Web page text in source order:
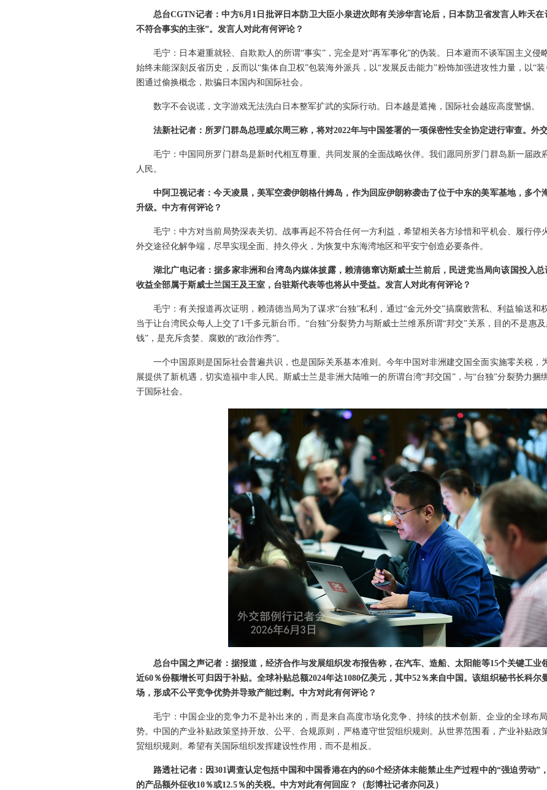
总台CGTN记者：中方6月1日批评日本防卫大臣小泉进次郎有关涉华言论后，日本防卫省发言人昨天
不符合事实的主张”。发言人对此有何评论？
毛宁：日本避重就轻、自欺欺人的所谓“事实”，完全是对“再军事化”的伪装。日本避而不谈军国主义侵
始终未能深刻反省历史，反而以“集体自卫权”包装海外派兵，以“发展反击能力”粉饰加强进攻性力量，以“
图通过偷换概念，欺骗日本国内和国际社会。
数字不会说谎，文字游戏无法洗白日本整军扩武的实际行动。日本越是遮掩，国际社会越应高度警惕。
法新社记者：所罗门群岛总理威尔周三称，将对2022年与中国签署的一项保密性安全协定进行审查。外
毛宁：中国同所罗门群岛是新时代相互尊重、共同发展的全面战略伙伴。我们愿同所罗门群岛新一届政
人民。
中阿卫视记者：今天凌晨，美军空袭伊朗格什姆岛，作为回应伊朗称袭击了位于中东的美军基地，多个
升级。中方有何评论？
毛宁：中方对当前局势深表关切。战事再起不符合任何一方利益，希望相关各方珍惜和平机会、履行停
外交途径化解争端，尽早实现全面、持久停火，为恢复中东海湾地区和平安宁创造必要条件。
湖北广电记者：据多家非洲和台湾岛内媒体披露，赖清德窜访斯威士兰前后，民进党当局向该国投入总
收益全部属于斯威士兰国王及王室，台驻斯代表等也将从中受益。发言人对此有何评论？
毛宁：有关报道再次证明，赖清德当局为了谋求“台独”私利，通过“金元外交”搞腐败营私、利益输送和
当于让台湾民众每人上交了1千多元新台币。“台独”分裂势力与斯威士兰维系所谓“邦交”关系，目的不是惠
钱”，是充斥贪婪、腐败的“政治作秀”。
一个中国原则是国际社会普遍共识，也是国际关系基本准则。今年中国对非洲建交国全面实施零关税，
展提供了新机遇，切实造福中非人民。斯威士兰是非洲大陆唯一的所谓台湾“邦交国”，与“台独”分裂势力捆
于国际社会。
总台中国之声记者：据报道，经济合作与发展组织发布报告称，在汽车、造船、太阳能等15个关键工业
近60％份额增长可归因于补贴。全球补贴总额2024年达1080亿美元，其中52％来自中国。该组织秘书长科
场，形成不公平竞争优势并导致产能过剩。中方对此有何评论？
毛宁：中国企业的竞争力不是补出来的，而是来自高度市场化竞争、持续的技术创新、企业的全球布
势。中国的产业补贴政策坚持开放、公平、合规原则，严格遵守世贸组织规则。从世界范围看，产业补贴政
贸组织规则。希望有关国际组织发挥建设性作用，而不是相反。
路透社记者：因301调查认定包括中国和中国香港在内的60个经济体未能禁止生产过程中的“强迫劳动”
的产品额外征收10％或12.5％的关税。中方对此有何回应？（彭博社记者亦问及）